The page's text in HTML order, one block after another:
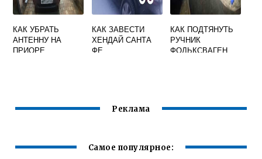
КАК УБРАТЬ
АНТЕННУ НА
ПРИОРЕ
КАК ЗАВЕСТИ
ХЕНДАЙ САНТА
ФЕ
КАК ПОДТЯНУТЬ
РУЧНИК
ФОЛЬКСВАГЕН
Реклама
Самое популярное: